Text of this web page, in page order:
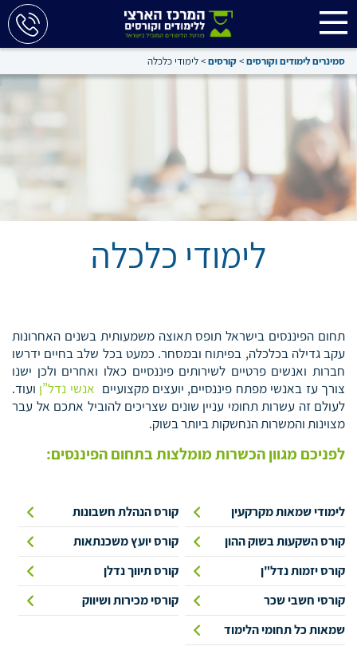
סמינרים לימודים וקורסים>קורסים>לימודי כלכלה
לימודי כלכלה
תחום הפיננסים בישראל תופס תאוצה משמעותית בשנים האחרונות
עקב גדילה בכלכלה, בפיתוח ובמסחר. כמעט בכל שלב בחיים ידרשו
חברות ואנשים פרטיים לשירותים פיננסיים כאלו ואחרים ולכן ישנו
צורך עז באנשי מפתח פיננסיים, יועצים מקצועיים אנשי נדל”ן ועוד.
לעולם זה עשרות תחומי עניין שונים שצריכים להוביל אתכם אל עבר
מצוינות והמשרות הנחשקות ביותר בשוק.
לפניכם מגוון הכשרות מומלצות בתחום הפיננסים:
לימודי שמאות מקרקעין
קורס הנהלת חשבונות
קורס השקעות בשוק ההון
קורס יועץ משכנתאות
קורס יזמות נדל"ן
קורס תיווך נדלן
קורסי חשבי שכר
קורסי מכירות ושיווק
שמאות כל תחומי הלימוד